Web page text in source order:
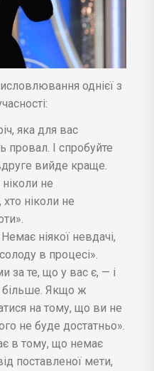
однієї з
яка для вас
провал. І спробуйте
вийде краще.
не
ніколи не
ніякої невдачі,
в процесі».
за те, що у вас є, — і
більше. Якщо ж
на тому, що ви не
не буде достатньо».
в тому, що немає
поставленої мети,